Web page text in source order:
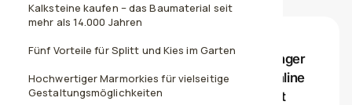
Kalksteine kaufen – das Baumaterial seit
mehr als 14.000 Jahren
Fünf Vorteile für Splitt und Kies im Garten
Hochwertiger Marmorkies für vielseitige
Gestaltungsmöglichkeiten
Ich fand es angenehm, nicht erst mit Anhänger
zum Baustoffhändler fahren zu müssen. Online
ausgesucht, bestellt und bis vor die Einfahrt